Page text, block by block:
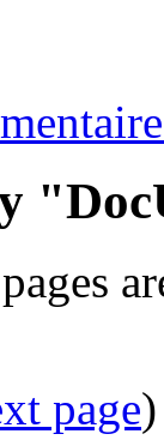
page)